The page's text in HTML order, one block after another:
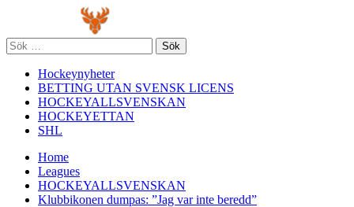
content
Sök
efter:
Hockeynyheter
BETTING UTAN SVENSK LICENS
HOCKEYALLSVENSKAN
HOCKEYETTAN
SHL
Home
Leagues
HOCKEYALLSVENSKAN
Klubbikonen dumpas: ”Jag var inte beredd”